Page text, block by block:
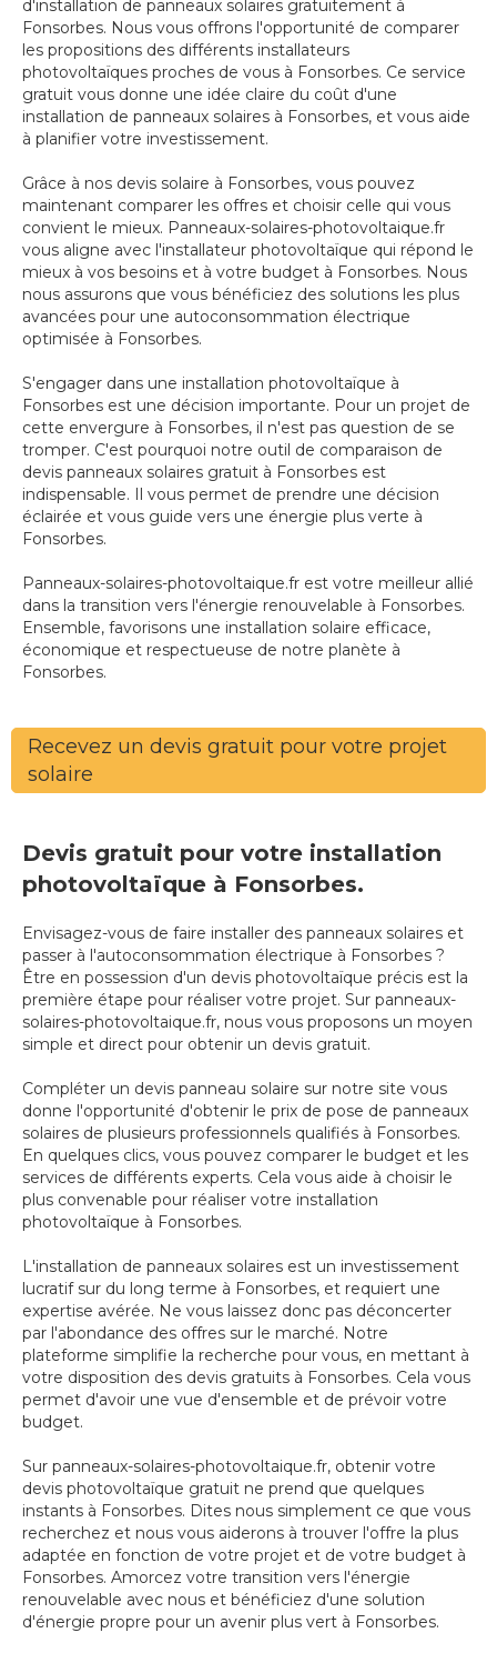
d'installation de panneaux solaires gratuitement à
Fonsorbes. Nous vous offrons l'opportunité de comparer
les propositions des différents installateurs
photovoltaïques proches de vous à Fonsorbes. Ce service
gratuit vous donne une idée claire du coût d'une
installation de panneaux solaires à Fonsorbes, et vous aide
à planifier votre investissement.
Grâce à nos devis solaire à Fonsorbes, vous pouvez
maintenant comparer les offres et choisir celle qui vous
convient le mieux. Panneaux-solaires-photovoltaique.fr
vous aligne avec l'installateur photovoltaïque qui répond le
mieux à vos besoins et à votre budget à Fonsorbes. Nous
nous assurons que vous bénéficiez des solutions les plus
avancées pour une autoconsommation électrique
optimisée à Fonsorbes.
S'engager dans une installation photovoltaïque à
Fonsorbes est une décision importante. Pour un projet de
cette envergure à Fonsorbes, il n'est pas question de se
tromper. C'est pourquoi notre outil de comparaison de
devis panneaux solaires gratuit à Fonsorbes est
indispensable. Il vous permet de prendre une décision
éclairée et vous guide vers une énergie plus verte à
Fonsorbes.
Panneaux-solaires-photovoltaique.fr est votre meilleur allié
dans la transition vers l'énergie renouvelable à Fonsorbes.
Ensemble, favorisons une installation solaire efficace,
économique et respectueuse de notre planète à
Fonsorbes.
Recevez un devis gratuit pour votre projet
solaire
Devis gratuit pour votre installation
photovoltaïque à Fonsorbes.
Envisagez-vous de faire installer des panneaux solaires et
passer à l'autoconsommation électrique à Fonsorbes ?
Être en possession d'un devis photovoltaïque précis est la
première étape pour réaliser votre projet. Sur panneaux-
solaires-photovoltaique.fr, nous vous proposons un moyen
simple et direct pour obtenir un devis gratuit.
Compléter un devis panneau solaire sur notre site vous
donne l'opportunité d'obtenir le prix de pose de panneaux
solaires de plusieurs professionnels qualifiés à Fonsorbes.
En quelques clics, vous pouvez comparer le budget et les
services de différents experts. Cela vous aide à choisir le
plus convenable pour réaliser votre installation
photovoltaïque à Fonsorbes.
L'installation de panneaux solaires est un investissement
lucratif sur du long terme à Fonsorbes, et requiert une
expertise avérée. Ne vous laissez donc pas déconcerter
par l'abondance des offres sur le marché. Notre
plateforme simplifie la recherche pour vous, en mettant à
votre disposition des devis gratuits à Fonsorbes. Cela vous
permet d'avoir une vue d'ensemble et de prévoir votre
budget.
Sur panneaux-solaires-photovoltaique.fr, obtenir votre
devis photovoltaïque gratuit ne prend que quelques
instants à Fonsorbes. Dites nous simplement ce que vous
recherchez et nous vous aiderons à trouver l'offre la plus
adaptée en fonction de votre projet et de votre budget à
Fonsorbes. Amorcez votre transition vers l'énergie
renouvelable avec nous et bénéficiez d'une solution
d'énergie propre pour un avenir plus vert à Fonsorbes.